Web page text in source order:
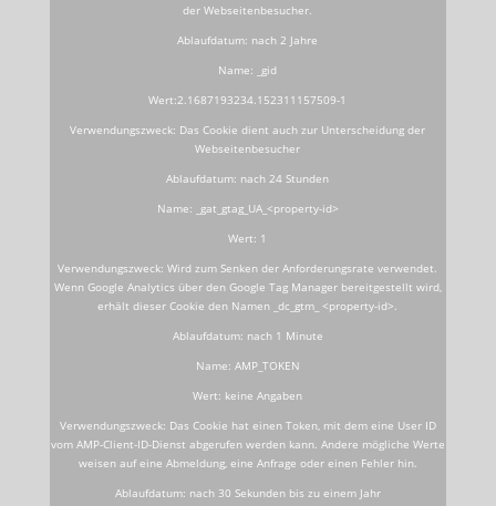
der Webseitenbesucher.
Ablaufdatum: nach 2 Jahre
Name: _gid
Wert:2.1687193234.152311157509-1
Verwendungszweck: Das Cookie dient auch zur Unterscheidung der
Webseitenbesucher
Ablaufdatum: nach 24 Stunden
Name: _gat_gtag_UA_<property-id>
Wert: 1
Verwendungszweck: Wird zum Senken der Anforderungsrate verwendet.
Wenn Google Analytics über den Google Tag Manager bereitgestellt wird,
erhält dieser Cookie den Namen _dc_gtm_ <property-id>.
Ablaufdatum: nach 1 Minute
Name: AMP_TOKEN
Wert: keine Angaben
Verwendungszweck: Das Cookie hat einen Token, mit dem eine User ID
vom AMP-Client-ID-Dienst abgerufen werden kann. Andere mögliche Werte
weisen auf eine Abmeldung, eine Anfrage oder einen Fehler hin.
Ablaufdatum: nach 30 Sekunden bis zu einem Jahr